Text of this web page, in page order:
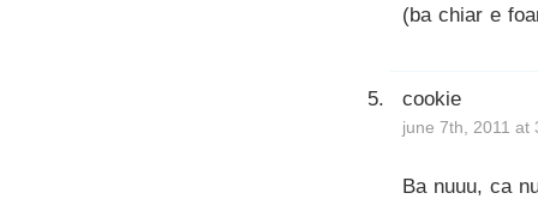
(ba chiar e
cookie
june 7th, 2011 at
Ba nuuu, ca